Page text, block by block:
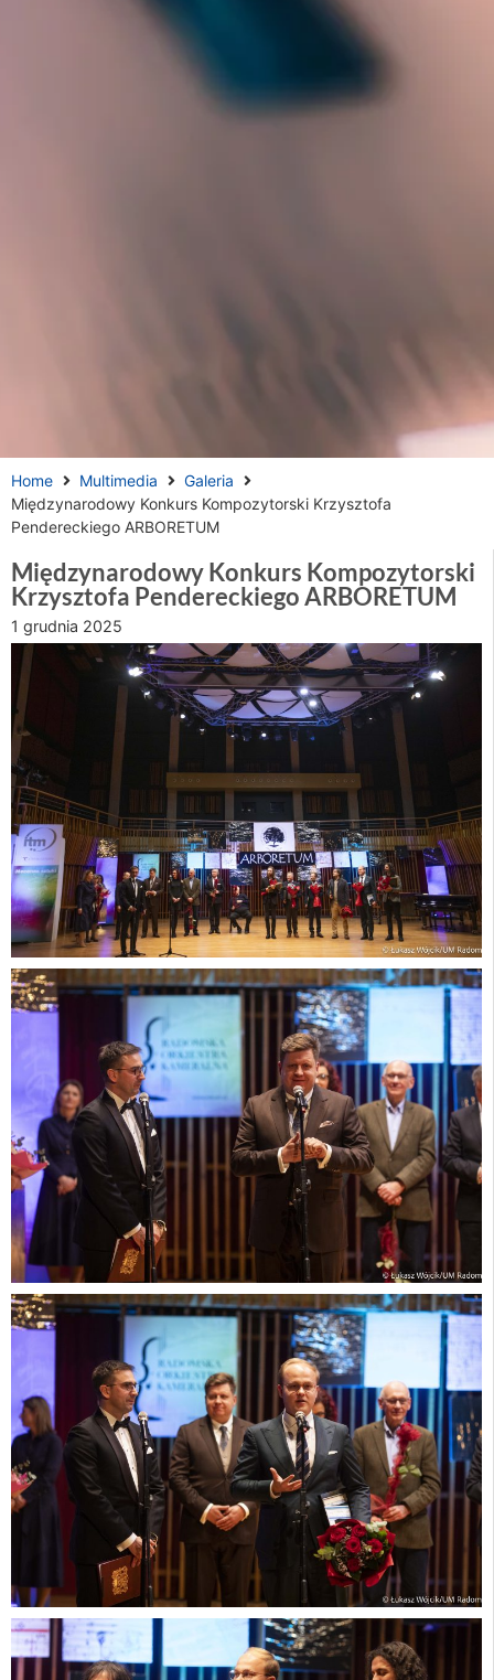
Home Multimedia
Galeria
Międzynarodowy Konkurs Kompozytorski Krzysztofa
Pendereckiego ARBORETUM
Międzynarodowy Konkurs Kompozytorski
Krzysztofa Pendereckiego ARBORETUM
1 grudnia 2025